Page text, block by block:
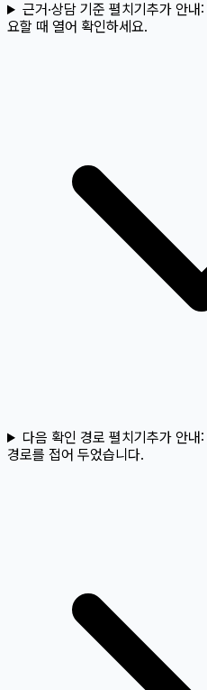
근거·상담 기준 펼치기추가 안내:
요할 때 열어 확인하세요.
다음 확인 경로 펼치기추가 안내:
경로를 접어 두었습니다.